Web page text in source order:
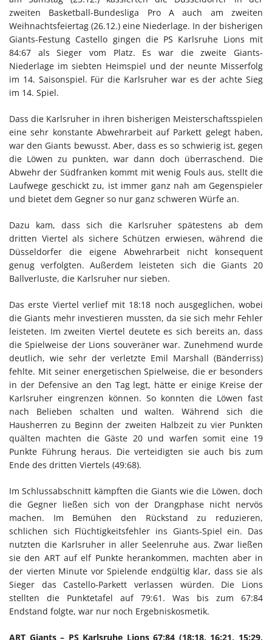
zweiten Basketball-Bundesliga Pro A auch am zweiten
Weihnachtsfeiertag (26.12.) eine Niederlage. In der bisherigen
Giants-Festung Castello gingen die PS Karlsruhe Lions mit
84:67 als Sieger vom Platz. Es war die zweite Giants-
Niederlage im siebten Heimspiel und der neunte Misserfolg
im 14. Saisonspiel. Für die Karlsruher war es der achte Sieg
im 14. Spiel.
Dass die Karlsruher in ihren bisherigen Meisterschaftsspielen
eine sehr konstante Abwehrarbeit auf Parkett gelegt haben,
war den Giants bewusst. Aber, dass es so schwierig ist, gegen
die Löwen zu punkten, war dann doch überraschend. Die
Abwehr der Südfranken kommt mit wenig Fouls aus, stellt die
Laufwege geschickt zu, ist immer ganz nah am Gegenspieler
und bietet dem Gegner so nur ganz schweren Würfe an.
Dazu kam, dass sich die Karlsruher spätestens ab dem
dritten Viertel als sichere Schützen erwiesen, während die
Düsseldorfer die eigene Abwehrarbeit nicht konsequent
genug verfolgten. Außerdem leisteten sich die Giants 20
Ballverluste, die Karlsruher nur sieben.
Das erste Viertel verlief mit 18:18 noch ausgeglichen, wobei
die Giants mehr investieren mussten, da sie sich mehr Fehler
leisteten. Im zweiten Viertel deutete es sich bereits an, dass
die Spielweise der Lions souveräner war. Zunehmend wurde
deutlich, wie sehr der verletzte Emil Marshall (Bänderriss)
fehlte. Mit seiner energetischen Spielweise, die er besonders
in der Defensive an den Tag legt, hätte er einige Kreise der
Karlsruher eingrenzen können. So konnten die Löwen fast
nach Belieben schalten und walten. Während sich die
Hausherren zu Beginn der zweiten Halbzeit zu vier Punkten
quälten machten die Gäste 20 und warfen somit eine 19
Punkte Führung heraus. Die verteidigten sie auch bis zum
Ende des dritten Viertels (49:68).
Im Schlussabschnitt kämpften die Giants wie die Löwen, doch
die Gegner ließen sich von der Drangphase nicht nervös
machen. Im Bemühen den Rückstand zu reduzieren,
schlichen sich Flüchtigkeitsfehler ins Giants-Spiel ein. Das
nutzten die Karlsruher in aller Seelenruhe aus. Zwar ließen
sie den ART auf elf Punkte herankommen, machten aber in
der vierten Minute vor Spielende endgültig klar, dass sie als
Sieger das Castello-Parkett verlassen würden. Die Lions
stellten die Punktetafel auf 79:61. Was bis zum 67:84
Endstand folgte, war nur noch Ergebniskosmetik.
ART Giants – PS Karlsruhe Lions 67:84 (18:18, 16:21, 15:29,